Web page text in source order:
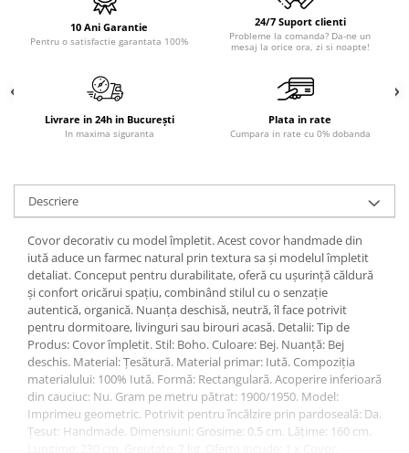
Electrocasnice pentru bucătărie
Mixere și blendere
10 Ani Garantie
Pentru o satisfactie garantata 100%
24/7 Suport clienti
Probleme la comanda? Da-ne un
mesaj la orice ora, zi si noapte!
Livrare in 24h in București
In maxima siguranta
Plata in rate
Cumpara in rate cu 0% dobanda
Descriere
Covor decorativ cu model împletit. Acest covor handmade din
iută aduce un farmec natural prin textura sa și modelul împletit
detaliat. Conceput pentru durabilitate, oferă cu ușurință căldură
și confort oricărui spațiu, combinând stilul cu o senzație
autentică, organică. Nuanța deschisă, neutră, îl face potrivit
pentru dormitoare, livinguri sau birouri acasă. Detalii: Tip de
Produs: Covor împletit. Stil: Boho. Culoare: Bej. Nuanță: Bej
deschis. Material: Țesătură. Material primar: Iută. Compoziția
materialului: 100% Iută. Formă: Rectangulară. Acoperire inferioară
din cauciuc: Nu. Gram pe metru pătrat: 1900/1950. Model:
Imprimeu geometric. Potrivit pentru încălzire prin pardoseală: Da.
Țesut: Handmade. Dimensiuni: Grosime: 0.5 cm. Lățime: 160 cm.